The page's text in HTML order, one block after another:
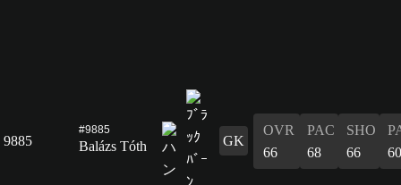
9885
#9885
Balázs Tóth GK
OVR
66
PAC
68
SHO
66
60